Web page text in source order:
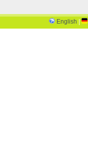
English